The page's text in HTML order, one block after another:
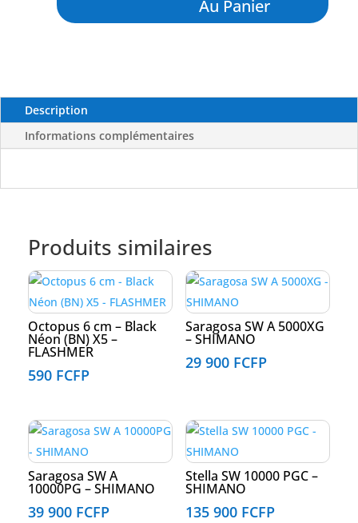
Au Panier
Description
Informations complémentaires
Produits similaires
Octopus 6 cm – Black
Néon (BN) X5 –
FLASHMER
590 FCFP
Saragosa SW A 5000XG
– SHIMANO
29 900 FCFP
Saragosa SW A
10000PG – SHIMANO
39 900 FCFP
Stella SW 10000 PGC –
SHIMANO
135 900 FCFP